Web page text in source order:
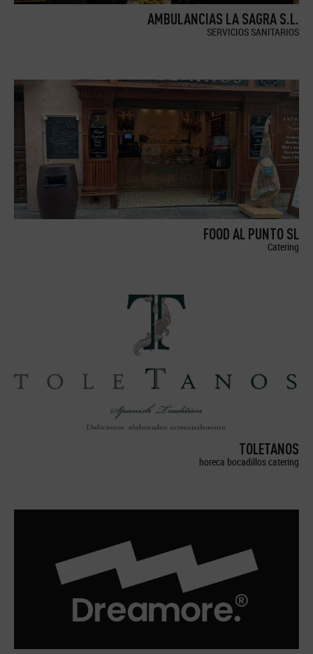
AMBULANCIAS LA SAGRA S.L.
SERVICIOS SANITARIOS
FOOD AL PUNTO SL
Catering
TOLETANOS
horeca bocadillos catering